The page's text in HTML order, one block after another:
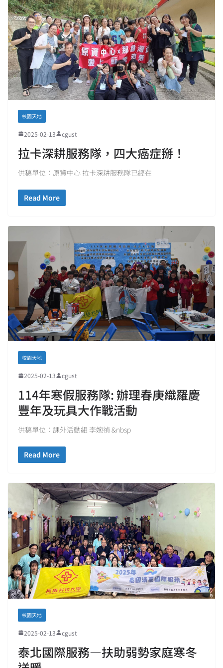
校園天地
2025-02-13 cgust
拉卡深耕服務隊，四大癌症掰！
供稿單位：原資中心 拉卡深耕服務隊已經在
Read More
校園天地
2025-02-13 cgust
114年寒假服務隊: 辦理春庚織羅慶
豐年及玩具大作戰活動
供稿單位：課外活動組 李婉禎 &nbsp
Read More
校園天地
2025-02-13 cgust
泰北國際服務—扶助弱勢家庭寒冬